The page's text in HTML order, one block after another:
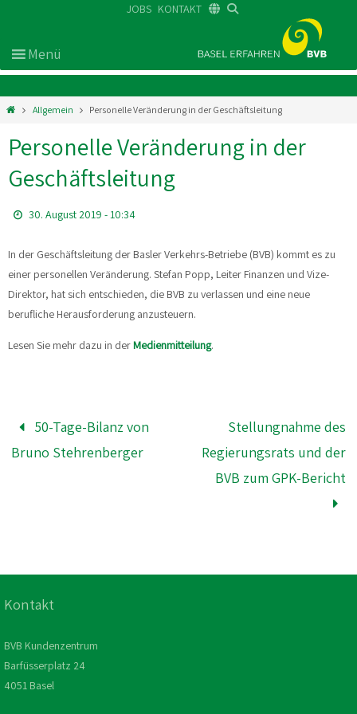
JOBS KONTAKT
Allgemein Personelle Veränderung in der Geschäftsleitung
Personelle Veränderung in der
Geschäftsleitung
30. August 2019 - 10:34
In der Geschäftsleitung der Basler Verkehrs-Betriebe (BVB) kommt es zu
einer personellen Veränderung. Stefan Popp, Leiter Finanzen und Vize-
Direktor, hat sich entschieden, die BVB zu verlassen und eine neue
berufliche Herausforderung anzusteuern.
Lesen Sie mehr dazu in derMedienmitteilung.
50-Tage-Bilanz von
Bruno Stehrenberger
Stellungnahme des
Regierungsrats und der
BVB zum GPK-Bericht
Kontakt
BVB Kundenzentrum
Barfüsserplatz 24
4051 Basel